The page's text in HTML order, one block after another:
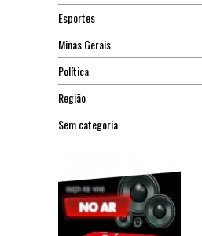
Esportes
Minas Gerais
Política
Região
Sem categoria